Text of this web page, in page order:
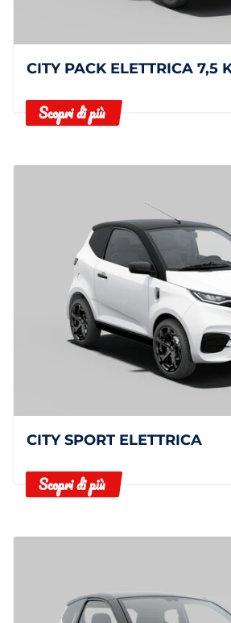
CITY PACK ELETTRICA 7,5
Scopri di più
CITY SPORT ELETTRICA
Scopri di più